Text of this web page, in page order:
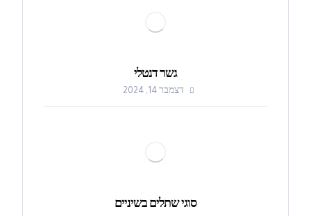
גשר דנטלי
דצמבר 14, 2024
סוגי שתלים בשיניים